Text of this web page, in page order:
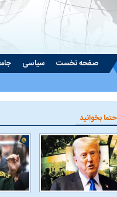
صفحه نخست سیاسی
حتما بخوانید